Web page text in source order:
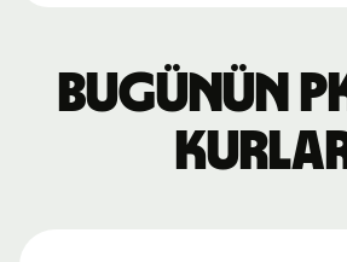
Bugünün